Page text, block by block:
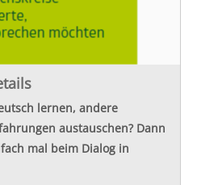
lernen, andere
austauschen? Dann
mal beim Dialog in